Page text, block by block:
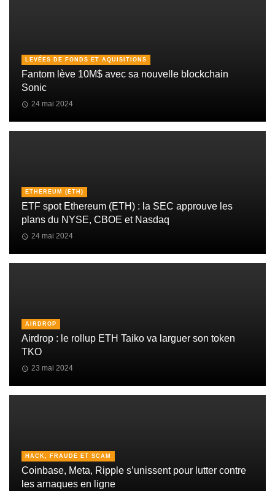
LEVÉES DE FONDS ET AQUISITIONS
Fantom lève 10M$ avec sa nouvelle blockchain
Sonic
24 mai 2024
ETHEREUM (ETH)
ETF spot Ethereum (ETH) : la SEC approuve les
plans du NYSE, CBOE et Nasdaq
24 mai 2024
AIRDROP
Airdrop : le rollup ETH Taiko va larguer son token
TKO
23 mai 2024
HACK, FRAUDE ET SCAM
Coinbase, Meta, Ripple s’unissent pour lutter contre
les arnaques en ligne